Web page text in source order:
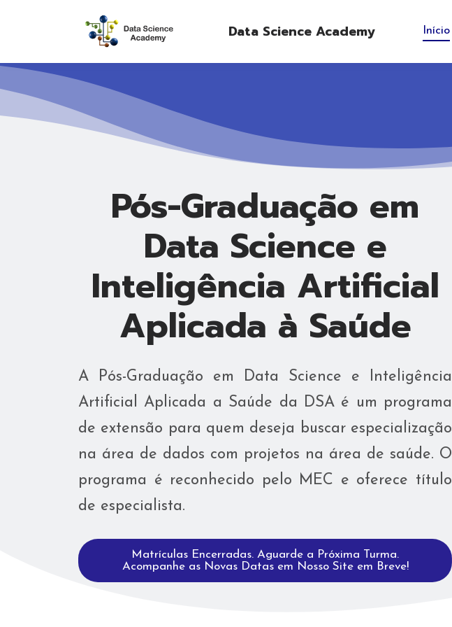
Data Science Academy Início
Pós-Graduação em
Data Science e
Inteligência Artificial
Aplicada à Saúde
A Pós-Graduação em Data Science e Inteligência
Artificial Aplicada a Saúde da DSA é um programa
de extensão para quem deseja buscar especialização
na área de dados com projetos na área de saúde. O
programa é reconhecido pelo MEC e oferece título
de especialista.
Matrículas Encerradas. Aguarde a Próxima Turma.
Acompanhe as Novas Datas em Nosso Site em Breve!